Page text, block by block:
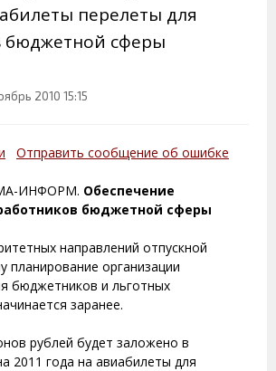
перелеты для
бюджетной сферы
2010 15:15
Отправить сообщение об ошибке
ИНФОРМ. Обеспечение
бюджетной сферы
направлений отпускной
планирование организации
бюджетников и льготных
заранее.
рублей будет заложено в
2011 года на авиабилеты для